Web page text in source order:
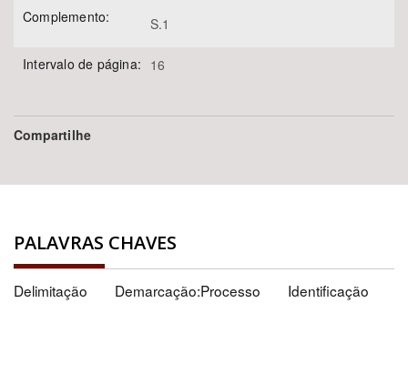
Complemento: S.1
Intervalo de página: 16
Compartilhe
PALAVRAS CHAVES
Delimitação Demarcação:Processo Identificação